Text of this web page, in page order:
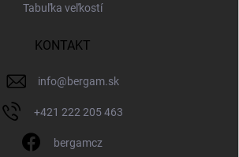
Tabuľka veľkostí
KONTAKT
info@bergam.sk
+421 222 205 463
bergamcz